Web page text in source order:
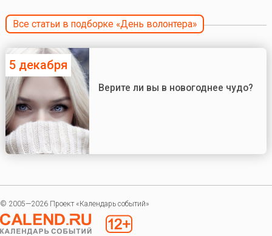
Все статьи в подборке «День волонтера»
5 декабря
Верите ли вы в новогоднее чудо?
© 2005—2026 Проект «Календарь событий»